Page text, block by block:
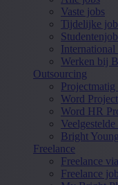
Vaste jobs
Tijdelijke
International
Werken bij
Outsourcing
Word
Word HR
Bright
Freelance
Freelance
Freelance